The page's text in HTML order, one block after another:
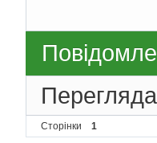
Сторінки 1